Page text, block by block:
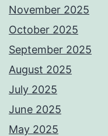
November 2025
October 2025
September 2025
August 2025
July 2025
June 2025
May 2025